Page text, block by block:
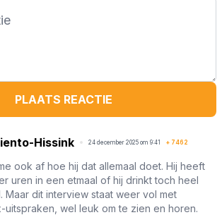
PLAATS REACTIE
Hissink 24 december 2025 om 9:41 + 7462
ook af hoe hij dat allemaal doet. Hij heeft
uren in een etmaal of hij drinkt toch heel
Maar dit interview staat weer vol met
uitspraken, wel leuk om te zien en horen.